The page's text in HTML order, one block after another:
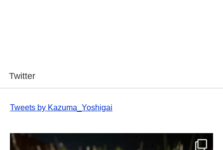
Twitter
Tweets by Kazuma_Yoshigai